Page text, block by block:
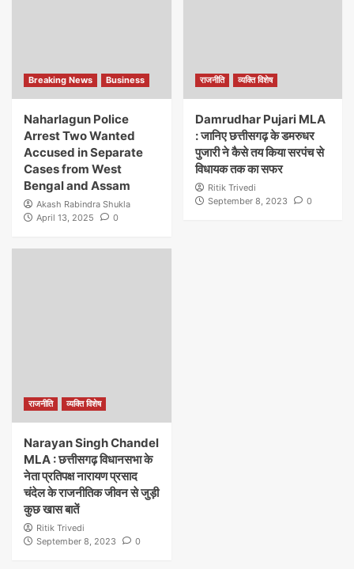
Breaking News Business
Naharlagun Police
Arrest Two Wanted
Accused in Separate
Cases from West
Bengal and Assam
Akash Rabindra Shukla
April 13, 2025
0
राजनीति व्यक्ति विशेष
Damrudhar Pujari MLA
: जानिए छत्तीसगढ़ के डमरुधर
पुजारी ने कैसे तय किया सरपंच से
विधायक तक का सफर
Ritik Trivedi
September 8, 2023
0
राजनीति व्यक्ति विशेष
Narayan Singh Chandel
MLA : छत्तीसगढ़ विधानसभा के
नेता प्रतिपक्ष नारायण प्रसाद
चंदेल के राजनीतिक जीवन से जुड़ी
कुछ खास बातें
Ritik Trivedi
September 8, 2023
0